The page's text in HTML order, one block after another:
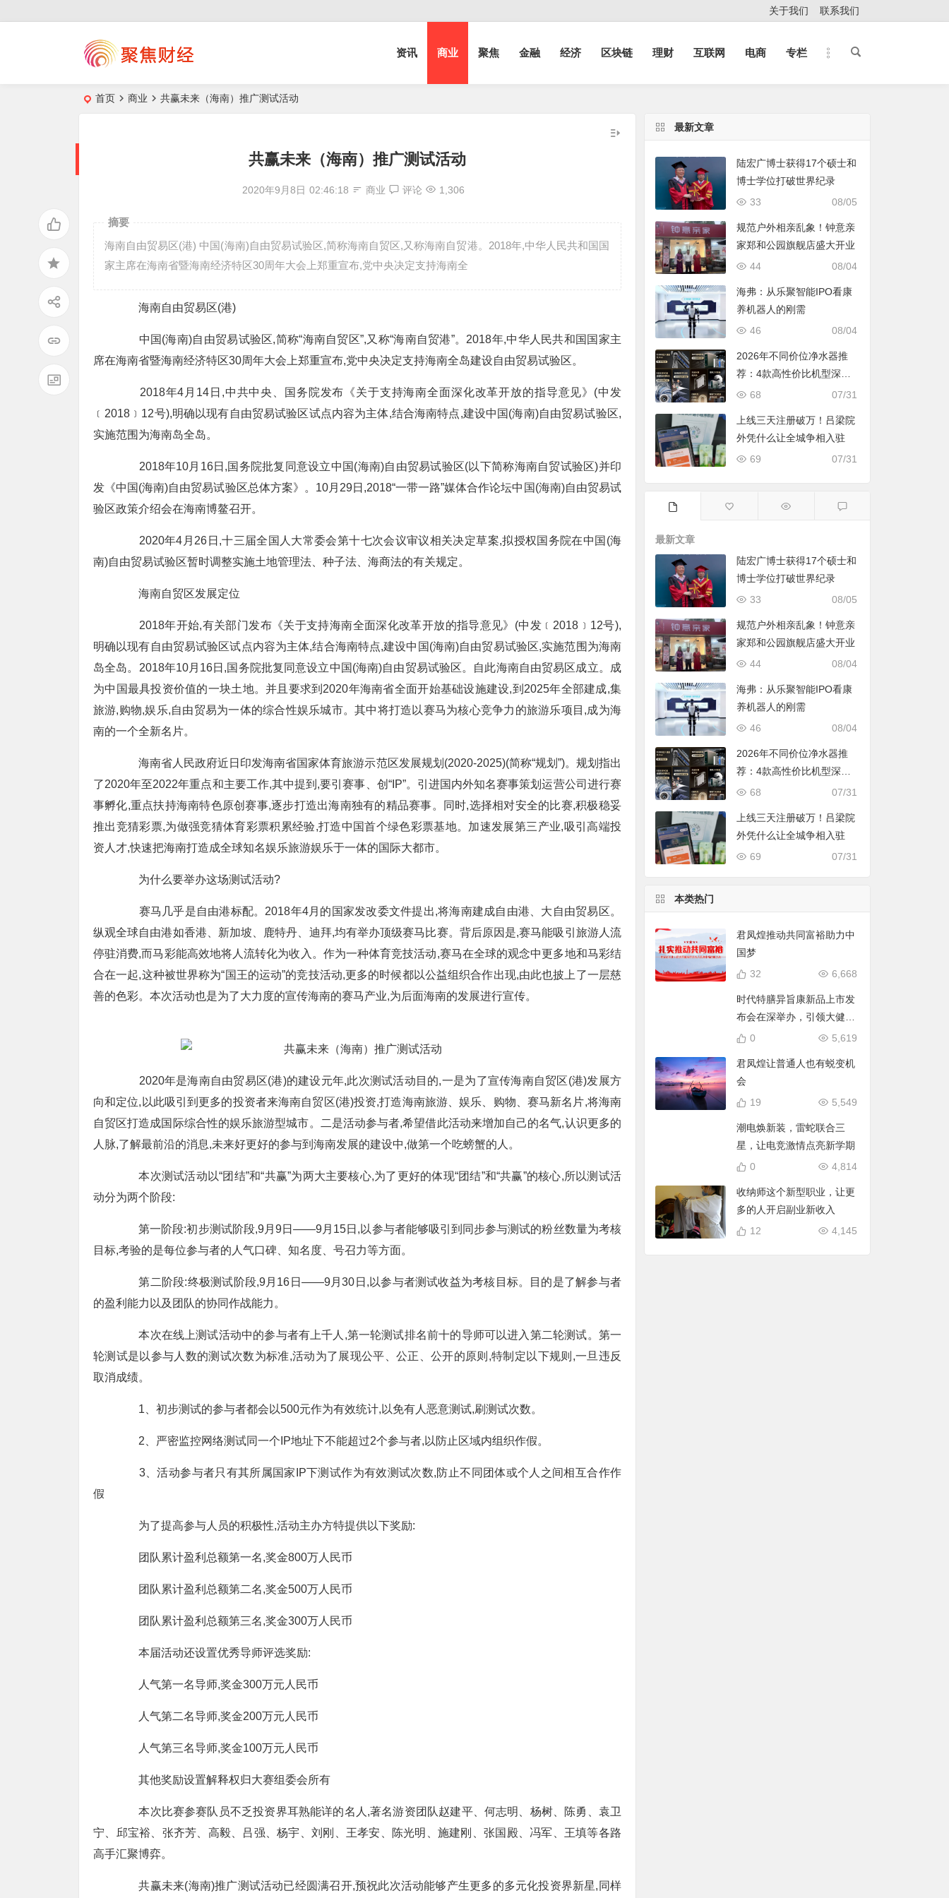
关于我们 联系我们
资讯 商业 聚焦 金融 经济 区块链 理财 互联网 电商 专栏
首页 商业 共赢未来（海南）推广测试活动
共赢未来（海南）推广测试活动
2020年9月8日 02:46:18 商业 评论 1,306
摘要
海南自由贸易区(港) 中国(海南)自由贸易试验区,简称海南自贸区,又称海南自贸港。2018年,中华人民共和国国
家主席在海南省暨海南经济特区30周年大会上郑重宣布,党中央决定支持海南全
海南自由贸易区(港)
中国(海南)自由贸易试验区,简称“海南自贸区”,又称“海南自贸港”。2018年,中华人民共和国国家主
席在海南省暨海南经济特区30周年大会上郑重宣布,党中央决定支持海南全岛建设自由贸易试验区。
2018年4月14日,中共中央、国务院发布《关于支持海南全面深化改革开放的指导意见》(中发
﹝2018﹞12号),明确以现有自由贸易试验区试点内容为主体,结合海南特点,建设中国(海南)自由贸易试验区,
实施范围为海南岛全岛。
2018年10月16日,国务院批复同意设立中国(海南)自由贸易试验区(以下简称海南自贸试验区)并印
发《中国(海南)自由贸易试验区总体方案》。10月29日,2018“一带一路”媒体合作论坛中国(海南)自由贸易试
验区政策介绍会在海南博鳌召开。
2020年4月26日,十三届全国人大常委会第十七次会议审议相关决定草案,拟授权国务院在中国(海
南)自由贸易试验区暂时调整实施土地管理法、种子法、海商法的有关规定。
海南自贸区发展定位
2018年开始,有关部门发布《关于支持海南全面深化改革开放的指导意见》(中发﹝2018﹞12号),
明确以现有自由贸易试验区试点内容为主体,结合海南特点,建设中国(海南)自由贸易试验区,实施范围为海南
岛全岛。2018年10月16日,国务院批复同意设立中国(海南)自由贸易试验区。自此海南自由贸易区成立。成
为中国最具投资价值的一块土地。并且要求到2020年海南省全面开始基础设施建设,到2025年全部建成,集
旅游,购物,娱乐,自由贸易为一体的综合性娱乐城市。其中将打造以赛马为核心竞争力的旅游乐项目,成为海
南的一个全新名片。
海南省人民政府近日印发海南省国家体育旅游示范区发展规划(2020-2025)(简称“规划”)。规划指出
了2020年至2022年重点和主要工作,其中提到,要引赛事、创“IP”。引进国内外知名赛事策划运营公司进行赛
事孵化,重点扶持海南特色原创赛事,逐步打造出海南独有的精品赛事。同时,选择相对安全的比赛,积极稳妥
推出竞猜彩票,为做强竞猜体育彩票积累经验,打造中国首个绿色彩票基地。加速发展第三产业,吸引高端投
资人才,快速把海南打造成全球知名娱乐旅游娱乐于一体的国际大都市。
为什么要举办这场测试活动?
赛马几乎是自由港标配。2018年4月的国家发改委文件提出,将海南建成自由港、大自由贸易区。
纵观全球自由港如香港、新加坡、鹿特丹、迪拜,均有举办顶级赛马比赛。背后原因是,赛马能吸引旅游人流
停驻消费,而马彩能高效地将人流转化为收入。作为一种体育竞技活动,赛马在全球的观念中更多地和马彩结
合在一起,这种被世界称为“国王的运动”的竞技活动,更多的时候都以公益组织合作出现,由此也披上了一层慈
善的色彩。本次活动也是为了大力度的宣传海南的赛马产业,为后面海南的发展进行宣传。
2020年是海南自由贸易区(港)的建设元年,此次测试活动目的,一是为了宣传海南自贸区(港)发展方
向和定位,以此吸引到更多的投资者来海南自贸区(港)投资,打造海南旅游、娱乐、购物、赛马新名片,将海南
自贸区打造成国际综合性的娱乐旅游型城市。二是活动参与者,希望借此活动来增加自己的名气,认识更多的
人脉,了解最前沿的消息,未来好更好的参与到海南发展的建设中,做第一个吃螃蟹的人。
本次测试活动以“团结”和“共赢”为两大主要核心,为了更好的体现“团结”和“共赢”的核心,所以测试活
动分为两个阶段:
第一阶段:初步测试阶段,9月9日——9月15日,以参与者能够吸引到同步参与测试的粉丝数量为考核
目标,考验的是每位参与者的人气口碑、知名度、号召力等方面。
第二阶段:终极测试阶段,9月16日——9月30日,以参与者测试收益为考核目标。目的是了解参与者
的盈利能力以及团队的协同作战能力。
本次在线上测试活动中的参与者有上千人,第一轮测试排名前十的导师可以进入第二轮测试。第一
轮测试是以参与人数的测试次数为标准,活动为了展现公平、公正、公开的原则,特制定以下规则,一旦违反
取消成绩。
1、初步测试的参与者都会以500元作为有效统计,以免有人恶意测试,刷测试次数。
2、严密监控网络测试同一个IP地址下不能超过2个参与者,以防止区域内组织作假。
3、活动参与者只有其所属国家IP下测试作为有效测试次数,防止不同团体或个人之间相互合作作
假
为了提高参与人员的积极性,活动主办方特提供以下奖励:
团队累计盈利总额第一名,奖金800万人民币
团队累计盈利总额第二名,奖金500万人民币
团队累计盈利总额第三名,奖金300万人民币
本届活动还设置优秀导师评选奖励:
人气第一名导师,奖金300万元人民币
人气第二名导师,奖金200万元人民币
人气第三名导师,奖金100万元人民币
其他奖励设置解释权归大赛组委会所有
本次比赛参赛队员不乏投资界耳熟能详的名人,著名游资团队赵建平、何志明、杨树、陈勇、袁卫
宁、邱宝裕、张齐芳、高毅、吕强、杨宇、刘刚、王孝安、陈光明、施建刚、张国殿、冯军、王填等各路
高手汇聚博弈。
共赢未来(海南)推广测试活动已经圆满召开,预祝此次活动能够产生更多的多元化投资界新星,同样
最新文章
陆宏广博士获得17个硕士和
博士学位打破世界纪录
08/05
33
规范户外相亲乱象！钟意亲
家郑和公园旗舰店盛大开业
08/04
44
海弗：从乐聚智能IPO看康
养机器人的刚需
08/04
46
2026年不同价位净水器推
荐：4款高性价比机型深度
对比，照着买不踩坑
07/31
68
上线三天注册破万！吕梁院
外凭什么让全城争相入驻
07/31
69
最新文章
陆宏广博士获得17个硕士和
博士学位打破世界纪录
08/05
33
规范户外相亲乱象！钟意亲
家郑和公园旗舰店盛大开业
08/04
44
海弗：从乐聚智能IPO看康
养机器人的刚需
08/04
46
2026年不同价位净水器推
荐：4款高性价比机型深度
对比，照着买不踩坑
07/31
68
上线三天注册破万！吕梁院
外凭什么让全城争相入驻
07/31
69
本类热门
君凤煌推动共同富裕助力中
国梦
6,668
32
时代特膳异旨康新品上市发
布会在深举办，引领大健康
时代！
5,619
0
君凤煌让普通人也有蜕变机
会
5,549
19
潮电焕新装，雷蛇联合三
星，让电竞激情点亮新学期
4,814
0
收纳师这个新型职业，让更
多的人开启副业新收入
4,145
12